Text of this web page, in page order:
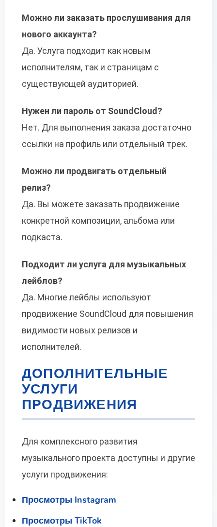
Можно ли заказать прослушивания для
нового аккаунта?
Да. Услуга подходит как новым
исполнителям, так и страницам с
существующей аудиторией.
Нужен ли пароль от SoundCloud?
Нет. Для выполнения заказа достаточно
ссылки на профиль или отдельный трек.
Можно ли продвигать отдельный
релиз?
Да. Вы можете заказать продвижение
конкретной композиции, альбома или
подкаста.
Подходит ли услуга для музыкальных
лейблов?
Да. Многие лейблы используют
продвижение SoundCloud для повышения
видимости новых релизов и
исполнителей.
ДОПОЛНИТЕЛЬНЫЕ
УСЛУГИ
ПРОДВИЖЕНИЯ
Для комплексного развития
музыкального проекта доступны и другие
услуги продвижения:
Просмотры Instagram
Просмотры TikTok